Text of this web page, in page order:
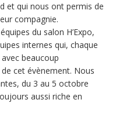
et qui nous ont permis de
compagnie.
du salon H’Expo,
internes qui, chaque
beaucoup
de cet évènement. Nous
du 3 au 5 octobre
aussi riche en